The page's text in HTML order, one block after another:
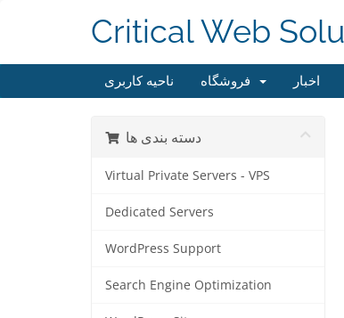
Critical Web
ناحیه کاربری اخبار
دسته بندی ها
Virtual Private Servers - VPS
Dedicated Servers
WordPress Support
Search Engine Optimization